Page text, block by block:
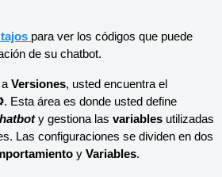
para ver los códigos que puede
de su chatbot.
Versiones, usted encuentra el
. Esta área es donde usted define
y gestiona las variables utilizadas
Las configuraciones se dividen en dos
y Variables.